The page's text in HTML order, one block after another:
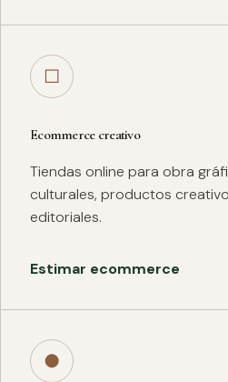
□
Ecommerce creativo
Tiendas online para obra
culturales, productos
editoriales.
Estimar ecommerce
●